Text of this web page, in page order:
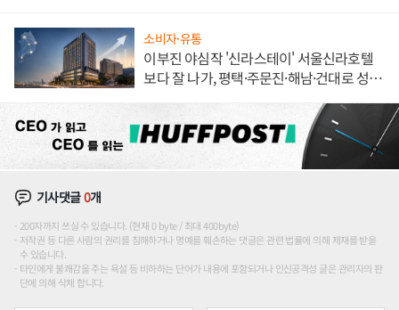
소비자·유통
이부진 야심작 '신라스테이' 서울신라호텔
보다 잘 나가, 평택·주문진·해남·건대로 성
기사댓글0개
200자까지 쓰실 수 있습니다. (현재 0 byte / 최대 400byte)
저작권 등 다른 사람의 권리를 침해하거나 명예를 훼손하는 댓글은 관련 법률에 의해 제재를 받을
수 있습니다.
타인에게 불쾌감을 주는 욕설 등 비하하는 단어가 내용에 포함되거나 인신공격성 글은 관리자의 판
단에 의해 삭제 합니다.